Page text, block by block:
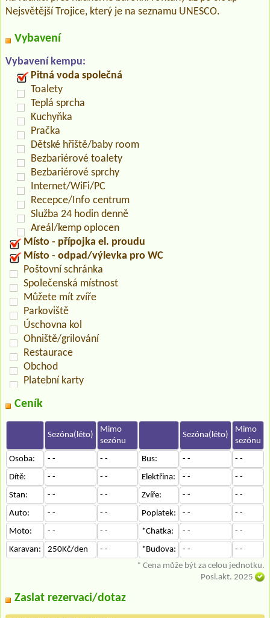
Nejsvětější Trojice, který je na seznamu UNESCO.
Vybavení
Vybavení kempu:
Pitná voda společná
Toalety
Teplá sprcha
Kuchyňka
Pračka
Dětské hřiště/baby room
Bezbariérové toalety
Bezbariérové sprchy
Internet/WiFi/PC
Recepce/Info centrum
Služba 24 hodin denně
Areál/kemp oplocen
Místo - přípojka el. proudu
Místo - odpad/výlevka pro WC
Poštovní schránka
Společenská místnost
Můžete mít zvíře
Parkoviště
Úschovna kol
Ohniště/grilování
Restaurace
Obchod
Platební karty
Ceník
Sezóna(léto)
Mimo
sezónu
Sezóna(léto)
Mimo
sezónu
Osoba:
- - - - Bus: - -
- -
Dítě:
- - - - Elektřina: - -
- -
Stan:
- - - - Zvíře: - -
- -
Auto:
- - - - Poplatek: - -
- -
Moto:
- - - - *Chatka: - -
- -
Karavan:
250Kč/den - - *Budova: - -
- -
* Cena může být za celou jednotku.
Posl.akt. 2025
Zaslat rezervaci/dotaz